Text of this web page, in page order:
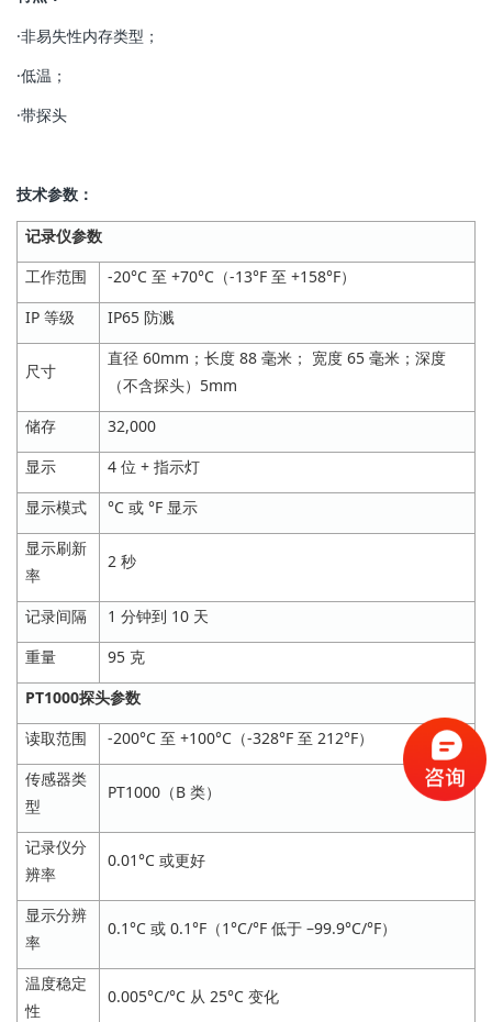
·非易失性内存类型；
·低温；
·带探头
技术参数：
记录仪参数
工作范围
-20°C 至 +70°C（-13°F 至 +158°F）
IP 等级
IP65 防溅
尺寸
直径 60mm；长度 88 毫米； 宽度 65 毫米；深度
（不含探头）5mm
储存
32,000
显示
4 位 + 指示灯
显示模式
°C 或 °F 显示
显示刷新
率
2 秒
记录间隔
1 分钟到 10 天
重量
95 克
PT1000探头参数
读取范围
-200°C 至 +100°C（-328°F 至 212°F）
传感器类
型
PT1000（B 类）
记录仪分
辨率
0.01°C 或更好
显示分辨
率
0.1°C 或 0.1°F（1°C/°F 低于 –99.9°C/°F）
温度稳定
性
0.005°C/°C 从 25°C 变化